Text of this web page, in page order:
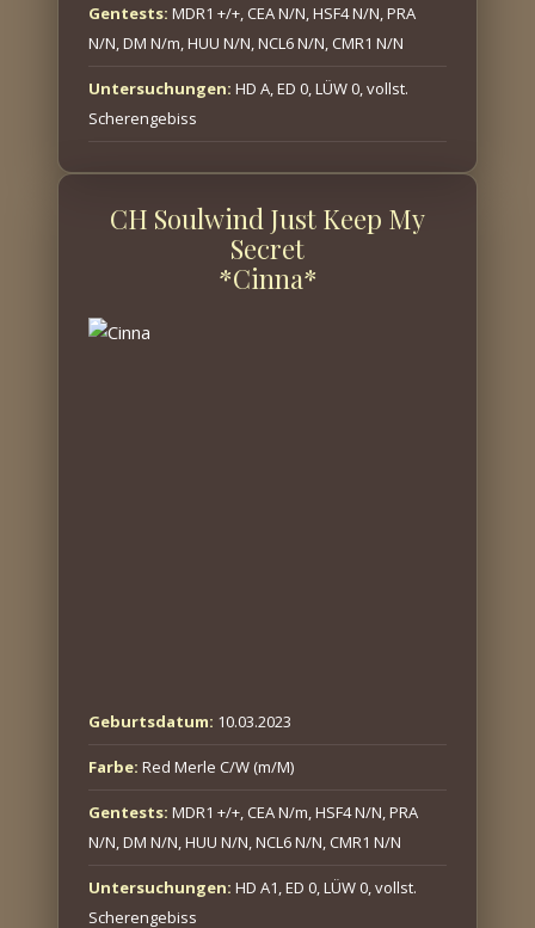
Gentests: MDR1 +/+, CEA N/N, HSF4 N/N, PRA
N/N, DM N/m, HUU N/N, NCL6 N/N, CMR1 N/N
Untersuchungen: HD A, ED 0, LÜW 0, vollst.
Scherengebiss
CH Soulwind Just Keep My
Secret
*Cinna*
Geburtsdatum: 10.03.2023
Farbe: Red Merle C/W (m/M)
Gentests: MDR1 +/+, CEA N/m, HSF4 N/N, PRA
N/N, DM N/N, HUU N/N, NCL6 N/N, CMR1 N/N
Untersuchungen: HD A1, ED 0, LÜW 0, vollst.
Scherengebiss